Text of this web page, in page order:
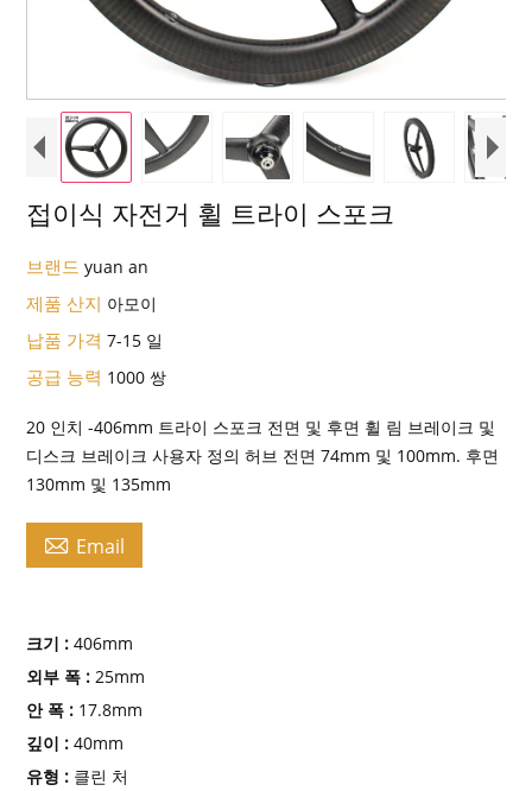
접이식 자전거 휠 트라이 스포크
브랜드yuan an
제품 산지 아모이
납품 가격7-15 일
공급 능력 1000 쌍
20 인치 -406mm 트라이 스포크 전면 및 후면 휠 림 브레이크 및
디스크 브레이크 사용자 정의 허브 전면 74mm 및 100mm. 후면
130mm 및 135mm
 Email
크기 :406mm
외부 폭 :25mm
안 폭 : 17.8mm
깊이 :40mm
유형 : 클린 처